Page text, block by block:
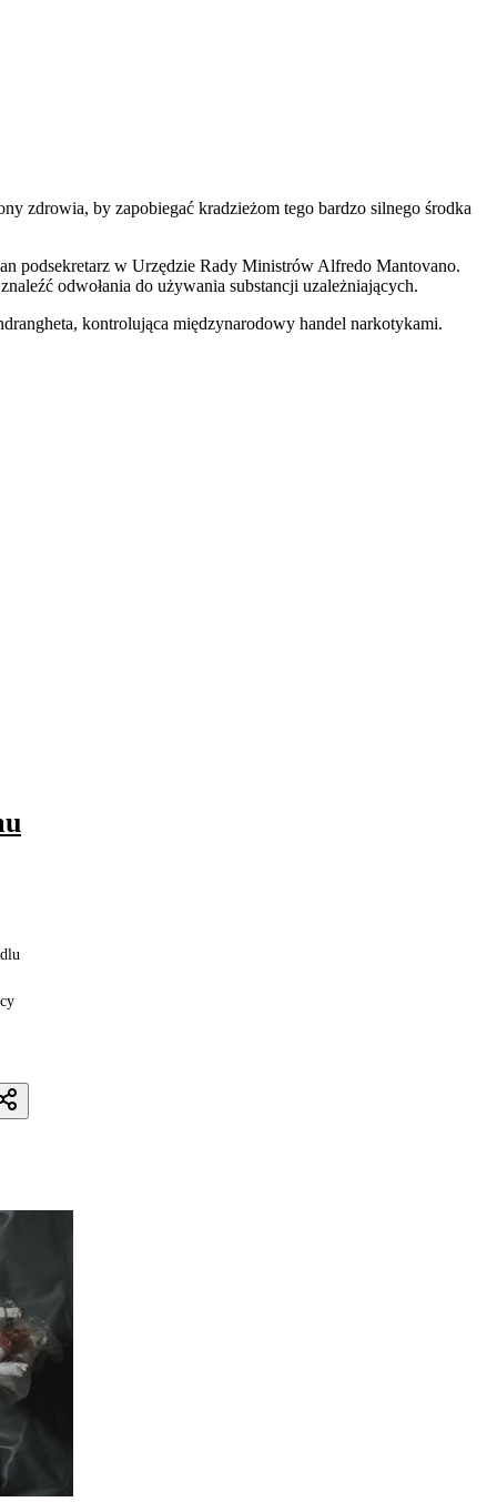
zdrowia, by zapobiegać kradzieżom tego bardzo silnego środka
podsekretarz w Urzędzie Rady Ministrów Alfredo Mantovano.
odwołania do używania substancji uzależniających.
kontrolująca międzynarodowy handel narkotykami.